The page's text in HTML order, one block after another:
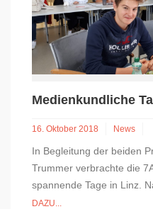
Medienkundliche
16. Oktober 2018 News
In Begleitung der beiden
Trummer verbrachte die
spannende Tage in Linz.
DAZU...